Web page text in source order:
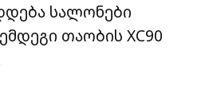
სალონები
თაობის XC90